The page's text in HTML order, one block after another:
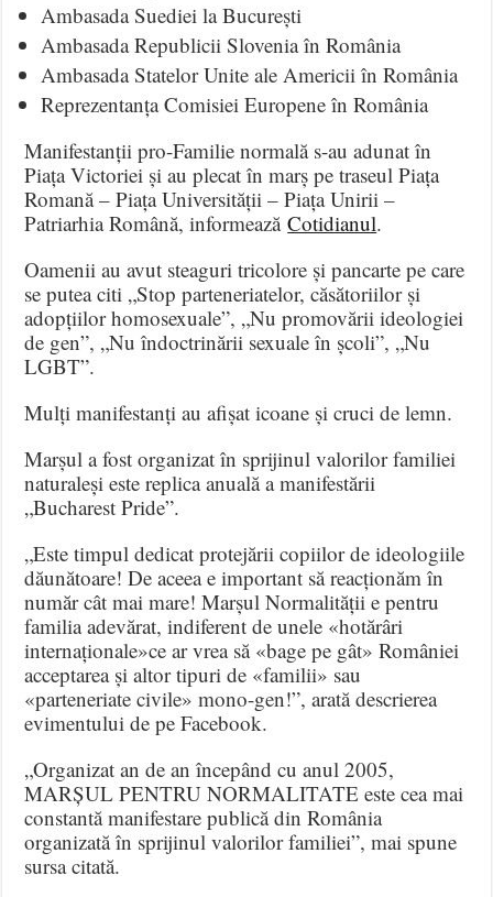
Ambasada Suediei la București
Ambasada Republicii Slovenia în România
Ambasada Statelor Unite ale Americii în România
Reprezentanța Comisiei Europene în România
Manifestanții pro-Familie normală s-au adunat în
Piața Victoriei și au plecat în marș pe traseul Piața
Romană – Piața Universității – Piața Unirii –
Patriarhia Română, informeazăCotidianul.
Oamenii au avut steaguri tricolore și pancarte pe care
se putea citi „Stop parteneriatelor, căsătoriilor și
adopțiilor homosexuale”, „Nu promovării ideologiei
de gen”, „Nu îndoctrinării sexuale în școli”, „Nu
LGBT”.
Mulți manifestanți au afișat icoane și cruci de lemn.
Marșul a fost organizat în sprijinul valorilor familiei
naturaleși este replica anuală a manifestării
„Bucharest Pride”.
„Este timpul dedicat protejării copiilor de ideologiile
dăunătoare! De aceea e important să reacționăm în
număr cât mai mare! Marșul Normalității e pentru
familia adevărat, indiferent de unele «hotărâri
internaționale»ce ar vrea să «bage pe gât» României
acceptarea și altor tipuri de «familii» sau
«parteneriate civile» mono-gen!”, arată descrierea
evimentului de pe Facebook.
„Organizat an de an începând cu anul 2005,
MARȘUL PENTRU NORMALITATE este cea mai
constantă manifestare publică din România
organizată în sprijinul valorilor familiei”, mai spune
sursa citată.